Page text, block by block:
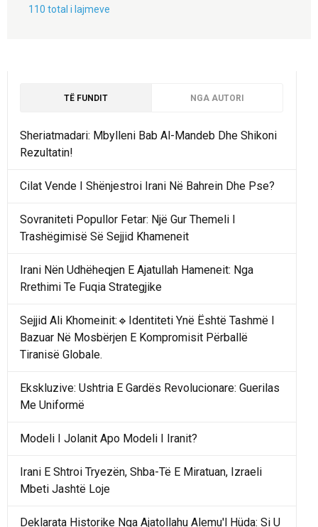
110 total i lajmeve
TË FUNDIT NGA AUTORI
Sheriatmadari: Mbylleni Bab Al-Mandeb Dhe Shikoni
Rezultatin!
Cilat Vende I Shënjestroi Irani Në Bahrein Dhe Pse?
Sovraniteti Popullor Fetar: Një Gur Themeli I
Trashëgimisë Së Sejjid Khameneit
Irani Nën Udhëheqjen E Ajatullah Hameneit: Nga
Rrethimi Te Fuqia Strategjike
Sejjid Ali Khomeinit:🔹Identiteti Ynë Është Tashmë I
Bazuar Në Mosbërjen E Kompromisit Përballë
Tiranisë Globale.
Ekskluzive: Ushtria E Gardës Revolucionare: Guerilas
Me Uniformë
Modeli I Jolanit Apo Modeli I Iranit?
Irani E Shtroi Tryezën, Shba-Të E Miratuan, Izraeli
Mbeti Jashtë Loje
Deklarata Historike Nga Ajatollahu Alemu'l Hüda: Si U